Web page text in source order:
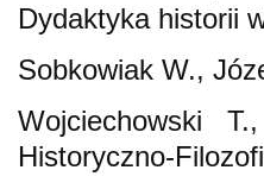
Dydaktyka historii
Sobkowiak W.,
Wojciechowski
Historyczno-